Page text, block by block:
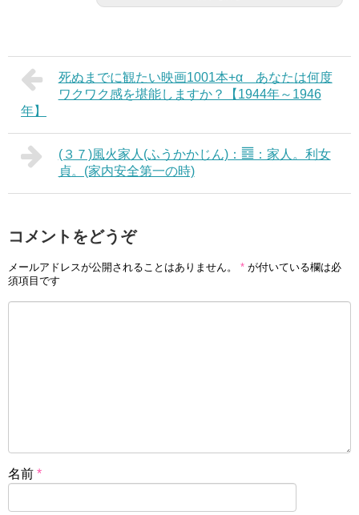
死ぬまでに観たい映画1001本+α あなたは何度
ワクワク感を堪能しますか？【1944年～1946
年】
(３７)風火家人(ふうかかじん)：䷤：家人。利女
貞。(家内安全第一の時)
コメントをどうぞ
メールアドレスが公開されることはありません。 * が付いている欄は必
須項目です
名前 *